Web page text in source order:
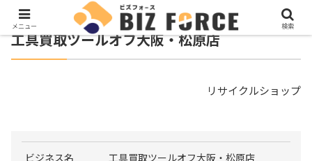
工具買取ツールオフ大阪・松原店
リサイクルショップ
ビジネス名 工具買取ツールオフ大阪・松原店
メニュー 検索